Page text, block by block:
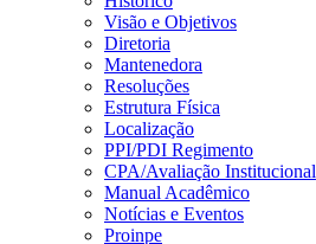
Visão e Objetivos
Diretoria
Mantenedora
Resoluções
Estrutura Física
Localização
PPI/PDI Regimento
CPA/Avaliação Institucional
Manual Acadêmico
Notícias e Eventos
Proinpe